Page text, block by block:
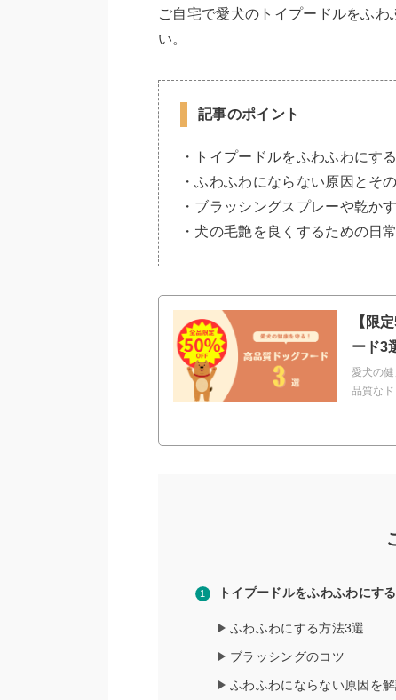
ご自宅で愛犬のトイプードルをふ
い。
記事のポイント
・トイプードルをふわふわにす
・ふわふわにならない原因とそ
・ブラッシングスプレーや乾か
・犬の毛艶を良くするための日
【限
ード3
愛犬の
品質な
トイプードルをふわふわにす
ふわふわにする方法3選
ブラッシングのコツ
ふわふわにならない原因を解